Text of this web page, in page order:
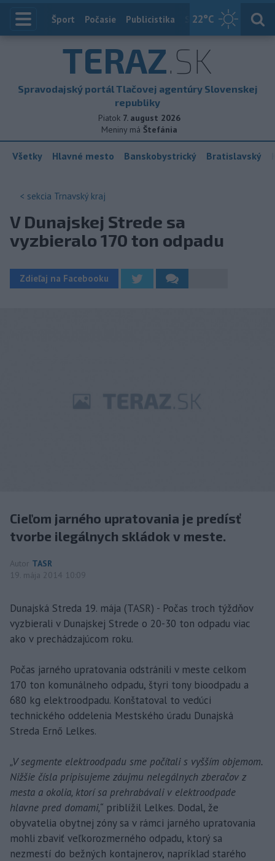
22°C
Index
Šport Počasie Publicistika Slovensko
TERAZ.SK
Spravodajský portál Tlačovej agentúry Slovenskej
republiky
Piatok 7. august 2026
Meniny má Štefánia
Všetky Hlavné mesto Banskobystrický Bratislavský
< sekcia Trnavský kraj
V Dunajskej Strede sa
vyzbieralo 170 ton odpadu
Zdieľaj na Facebooku
Cieľom jarného upratovania je predísť
tvorbe ilegálnych skládok v meste.
Autor TASR
19. mája 2014 10:09
Dunajská Streda 19. mája (TASR) - Počas troch týždňov
vyzbierali v Dunajskej Strede o 20-30 ton odpadu viac
ako v prechádzajúcom roku.
Počas jarného upratovania odstránili v meste celkom
170 ton komunálneho odpadu, štyri tony bioodpadu a
680 kg elektroodpadu. Konštatoval to vedúci
technického oddelenia Mestského úradu Dunajská
Streda Ernő Lelkes.
„V segmente elektroodpadu sme počítali s vyšším objemom.
Nižšie čísla pripisujeme záujmu nelegálnych zberačov z
mesta a okolia, ktorí sa prehrabávali v elektroodpade
hlavne pred domami,“ priblížil Lelkes. Dodal, že
obyvatelia obytnej zóny sa v rámci jarného upratovania
mohli zbaviť veľkorozmerného odpadu, ktorý sa
nezmestí do bežných kontajnerov, napríklad starého